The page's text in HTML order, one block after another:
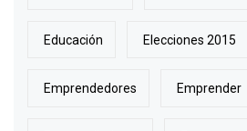
Educación Elecciones 2015
Emprendedores Emprender